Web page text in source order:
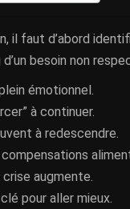
il faut d’abord
besoin non
émotionnel.
à continuer.
à redescendre.
augmente.
pour aller mieux.